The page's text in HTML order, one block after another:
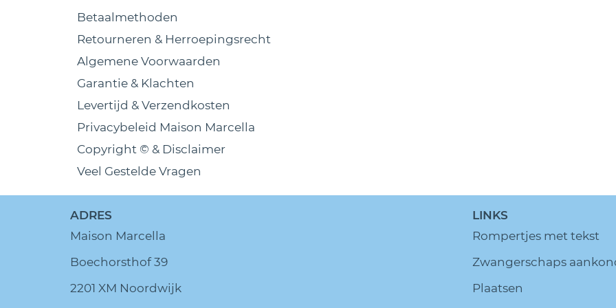
Betaalmethoden
Retourneren & Herroepingsrecht
Algemene Voorwaarden
Garantie & Klachten
Levertijd & Verzendkosten
Privacybeleid Maison Marcella
Copyright © & Disclaimer
Veel Gestelde Vragen
ADRES
Maison Marcella
Boechorsthof 39
2201 XM Noordwijk
LINKS
Rompertjes met tekst
Zwangerschaps
Plaatsen